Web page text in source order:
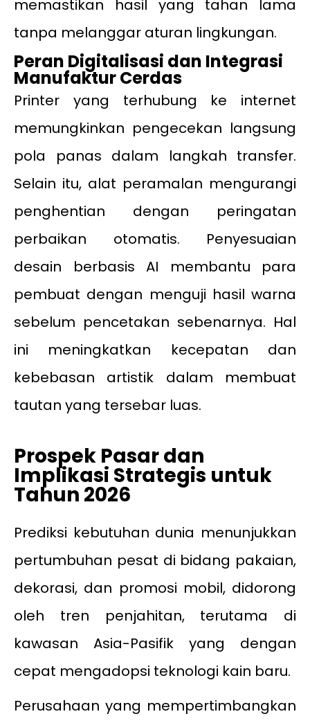
memastikan hasil yang tahan lama
tanpa melanggar aturan lingkungan.
Peran Digitalisasi dan Integrasi
Manufaktur Cerdas
Printer yang terhubung ke internet
memungkinkan pengecekan langsung
pola panas dalam langkah transfer.
Selain itu, alat peramalan mengurangi
penghentian dengan peringatan
perbaikan otomatis. Penyesuaian
desain berbasis AI membantu para
pembuat dengan menguji hasil warna
sebelum pencetakan sebenarnya. Hal
ini meningkatkan kecepatan dan
kebebasan artistik dalam membuat
tautan yang tersebar luas.
Prospek Pasar dan
Implikasi Strategis untuk
Tahun 2026
Prediksi kebutuhan dunia menunjukkan
pertumbuhan pesat di bidang pakaian,
dekorasi, dan promosi mobil, didorong
oleh tren penjahitan, terutama di
kawasan Asia-Pasifik yang dengan
cepat mengadopsi teknologi kain baru.
Perusahaan yang mempertimbangkan